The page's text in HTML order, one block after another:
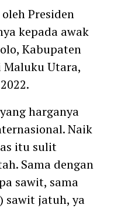
Presiden
kepada awak
Kabupaten
Maluku Utara,
harganya
Naik
itu sulit
Sama dengan
sawit, sama
sawit jatuh, ya